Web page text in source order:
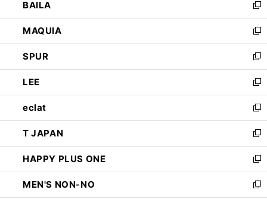
く
ィ
ン
ド
ウ
で
開
く
い
ウ
ィ
ン
ド
ウ
で
開
く
BAILA
新
し
い
ウ
ィ
ン
ド
ウ
で
開
く
MAQUIA
新
し
い
ウ
ィ
ン
ド
ウ
で
開
く
SPUR
新
し
い
ウ
ィ
ン
ド
ウ
で
開
く
LEE
新
し
い
ウ
ィ
ン
ド
ウ
で
eclat
新
し
い
ウ
ィ
ン
ド
T JAPAN
新
し
い
ウ
ィ
HAPPY PLUS ONE
新
し
い
MEN'S NON-NO
新